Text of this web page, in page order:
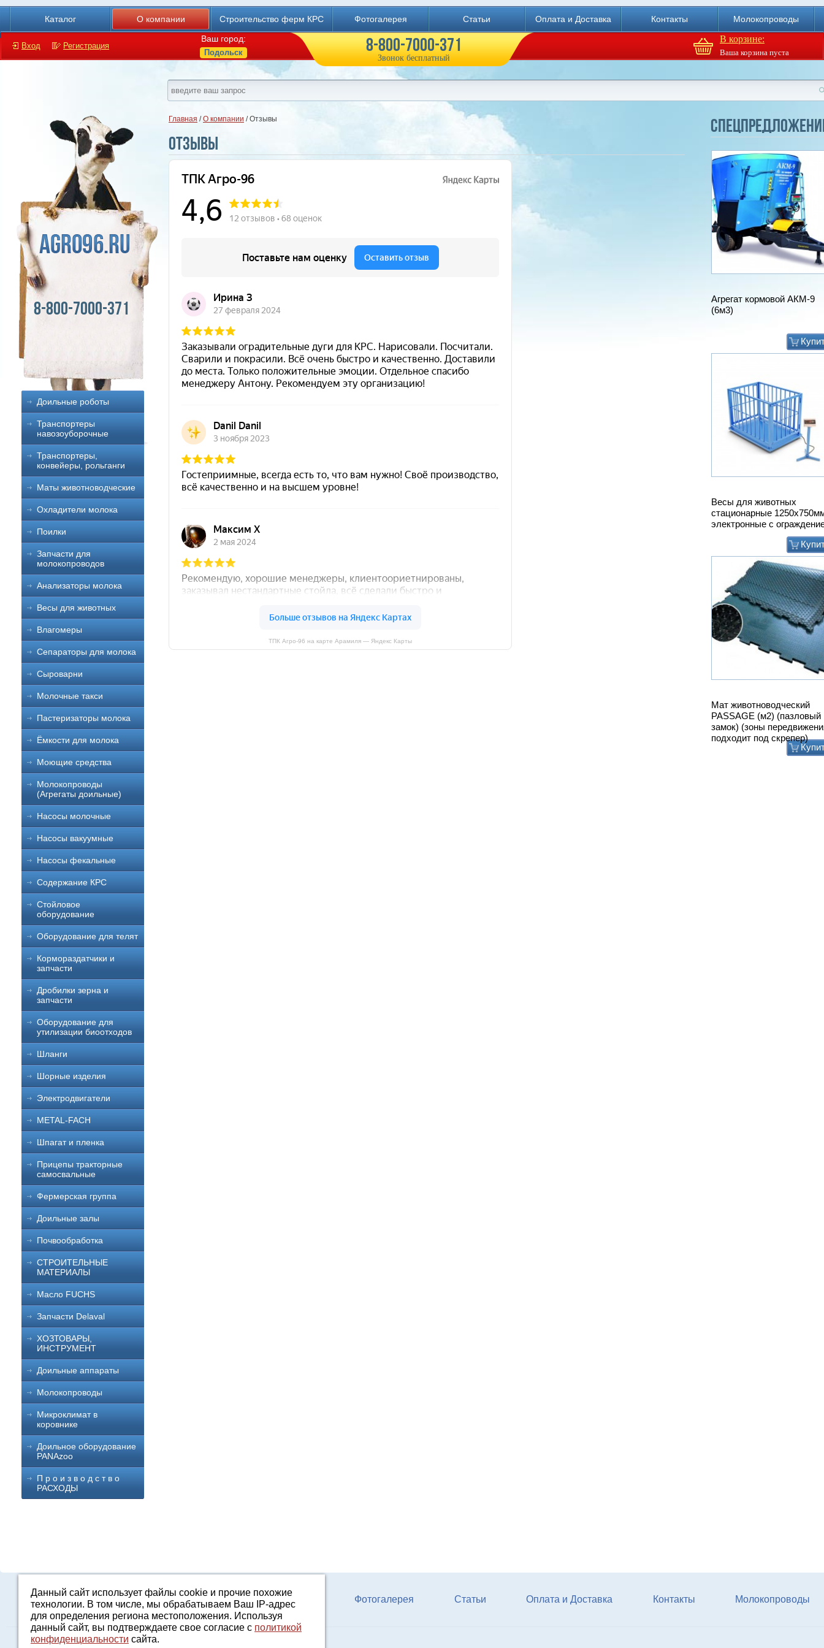
Каталог О компании Строительство ферм КРС Фотогалерея Статьи Оплата и Доставка Контакты Молокопроводы
Вход Регистрация
Ваш город:
Подольск
В корзине:
Ваша корзина пуста
8-800-7000-371
Звонок бесплатный
8-800-7000-371
Доильные роботы
Транспортеры
навозоуборочные
Транспортеры,
конвейеры, рольганги
Маты животноводческие
Охладители молока
Поилки
Запчасти для
молокопроводов
Анализаторы молока
Весы для животных
Влагомеры
Сепараторы для молока
Сыроварни
Молочные такси
Пастеризаторы молока
Ёмкости для молока
Моющие средства
Молокопроводы
(Агрегаты доильные)
Насосы молочные
Насосы вакуумные
Насосы фекальные
Содержание КРС
Стойловое
оборудование
Оборудование для телят
Кормораздатчики и
запчасти
Дробилки зерна и
запчасти
Оборудование для
утилизации биоотходов
Шланги
Шорные изделия
Электродвигатели
METAL-FACH
Шпагат и пленка
Прицепы тракторные
самосвальные
Фермерская группа
Доильные залы
Почвообработка
СТРОИТЕЛЬНЫЕ
МАТЕРИАЛЫ
Масло FUCHS
Запчасти Delaval
ХОЗТОВАРЫ,
ИНСТРУМЕНТ
Доильные аппараты
Молокопроводы
Микроклимат в
коровнике
Доильное оборудование
PANAzoo
П р о и з в о д с т в о
РАСХОДЫ
Агрегат кормовой АКМ-9
(6м3)
Весы для животных
стационарные
электронные с
Мат животноводческий
PASSAGE (м2) (пазловый
замок) (зоны
подходит под скрепер)
Главная /О компании / Отзывы
Отзывы
ТПК Агро-96 на карте Арамиля — Яндекс Карты
Каталог О компании Строительство ферм КРС Фотогалерея Статьи Оплата и Доставка Контакты Молокопроводы
Данный сайт использует файлы cookie и прочие похожие
технологии. В том числе, мы обрабатываем Ваш IP-адрес
для определения региона местоположения. Используя
данный сайт, вы подтверждаете свое согласие с политикой
конфиденциальности сайта.